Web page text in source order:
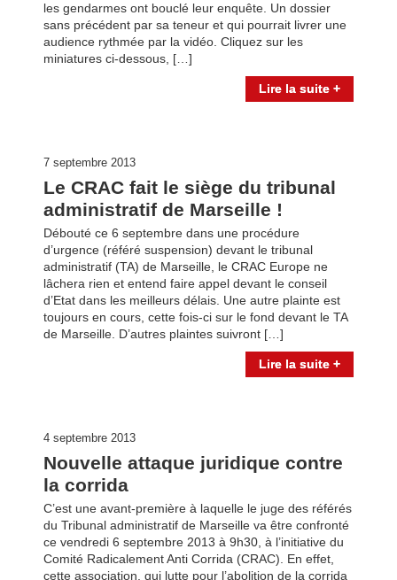
les gendarmes ont bouclé leur enquête. Un dossier
sans précédent par sa teneur et qui pourrait livrer une
audience rythmée par la vidéo. Cliquez sur les
miniatures ci-dessous, […]
Lire la suite +
7 septembre 2013
Le CRAC fait le siège du tribunal
administratif de Marseille !
Débouté ce 6 septembre dans une procédure
d’urgence (référé suspension) devant le tribunal
administratif (TA) de Marseille, le CRAC Europe ne
lâchera rien et entend faire appel devant le conseil
d’Etat dans les meilleurs délais. Une autre plainte est
toujours en cours, cette fois-ci sur le fond devant le TA
de Marseille. D’autres plaintes suivront […]
Lire la suite +
4 septembre 2013
Nouvelle attaque juridique contre
la corrida
C’est une avant-première à laquelle le juge des référés
du Tribunal administratif de Marseille va être confronté
ce vendredi 6 septembre 2013 à 9h30, à l’initiative du
Comité Radicalement Anti Corrida (CRAC). En effet,
cette association, qui lutte pour l’abolition de la corrida